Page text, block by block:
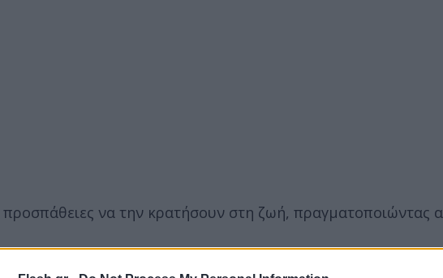
να την κρατήσουν στη ζωή, πραγματοποιώντας